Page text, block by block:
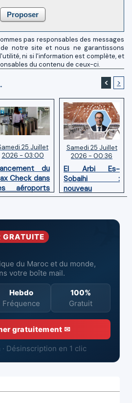
pas responsables des messages
notre site et nous ne garantissons
ni si l'information est complète, et
du contenu de ceux-ci.
< >
25 Juillet
2026 - 03:00
du
Check dans
aéroports
Maroc
Samedi 25 Juillet
2026 - 00:36
El Arbi Es-
Sobaihi :
nouveau
directeur à la
l’Aéroport
Mohammed V
du Maroc et du monde,
votre boîte mail.
Hebdo
Fréquence
100%
Gratuit
gratuitement ✉
· Désinscription en 1 clic